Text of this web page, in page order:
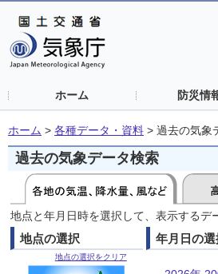
ホーム 防災情
ホーム > 各種データ・資料 > 過去の気象
過去の気象データ検索
地点と年月日時を選択して、表示するデ
地点の選択
地点の選択をクリア
年月日の選